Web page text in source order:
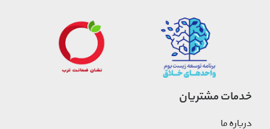
خدمات مشتریان
درباره ما